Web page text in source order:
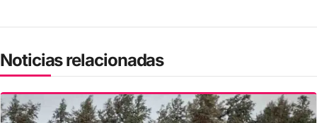
Noticias relacionadas